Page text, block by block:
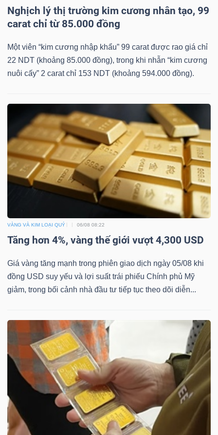
Nghịch lý thị trường kim cương nhân tạo, 99
carat chỉ từ 85.000 đồng
Một viên “kim cương nhập khẩu” 99 carat được rao giá chỉ
22 NDT (khoảng 85.000 đồng), trong khi nhẫn “kim cương
nuôi cấy” 2 carat chỉ 153 NDT (khoảng 594.000 đồng).
VÀNG VÀ KIM LOẠI QUÝ 06/08 08:22
Tăng hơn 4%, vàng thế giới vượt 4,300 USD
Giá vàng tăng mạnh trong phiên giao dịch ngày 05/08 khi
đồng USD suy yếu và lợi suất trái phiếu Chính phủ Mỹ
giảm, trong bối cảnh nhà đầu tư tiếp tục theo dõi diễn...
NGHỆ
THÔNG
TRUYỀN
THÔNG
ĐỘNG
chứng
khoán
(-)
Tất cả Cổ phiếu Chỉ số Chứng chỉ quỹ
Lãnh
đạo